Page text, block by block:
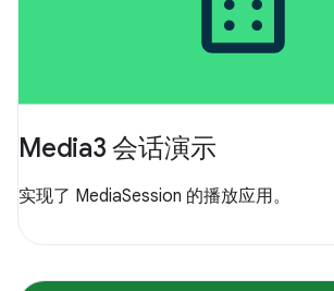
Media3 会话演示
实现了 MediaSession 的播放应用。